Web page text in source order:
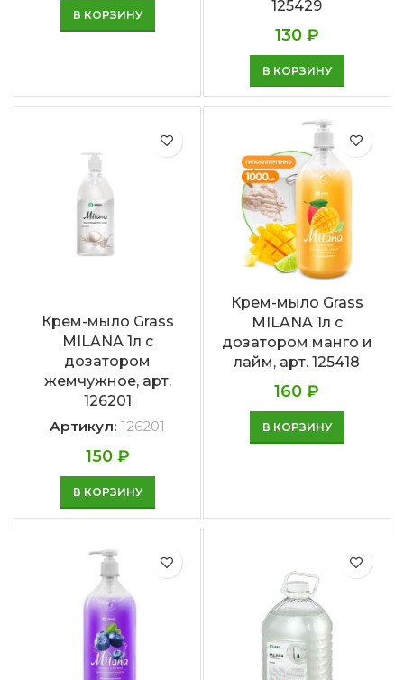
В КОРЗИНУ
125429
130 ₽
В КОРЗИНУ
Крем-мыло Grass
MILANA 1л с
дозатором
жемчужное, арт.
126201
Артикул: 126201
150 ₽
В КОРЗИНУ
Крем-мыло Grass
MILANA 1л с
дозатором манго и
лайм, арт. 125418
160 ₽
В КОРЗИНУ